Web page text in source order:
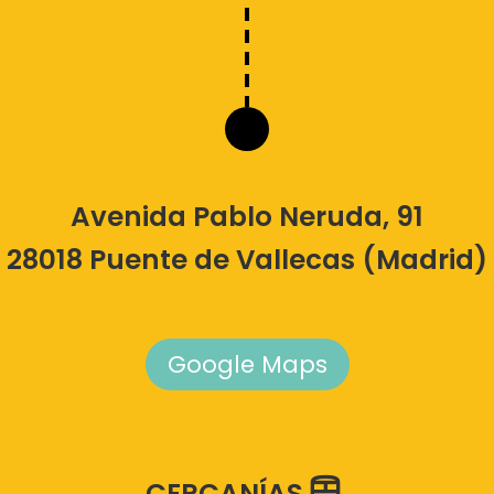
Avenida Pablo Neruda, 91
28018 Puente de Vallecas (Madrid)
Google Maps